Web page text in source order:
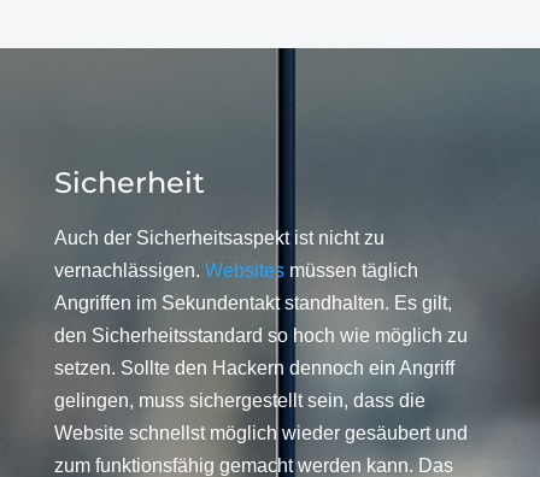
Sicherheit
Auch der Sicherheitsaspekt ist nicht zu
vernachlässigen. Websitesmüssen täglich
Angriffen im Sekundentakt standhalten. Es gilt,
den Sicherheitsstandard so hoch wie möglich zu
setzen. Sollte den Hackern dennoch ein Angriff
gelingen, muss sichergestellt sein, dass die
Website schnellst möglich wieder gesäubert und
zum funktionsfähig gemacht werden kann. Das